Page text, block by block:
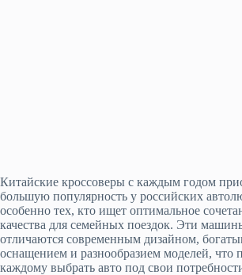
Китайские кроссоверы с каждым годом
большую популярность у российских
особенно тех, кто ищет оптимальное
качества для семейных поездок. Эти
отличаются современным дизайном,
оснащением и разнообразием моделей, что
каждому выбрать авто под свои